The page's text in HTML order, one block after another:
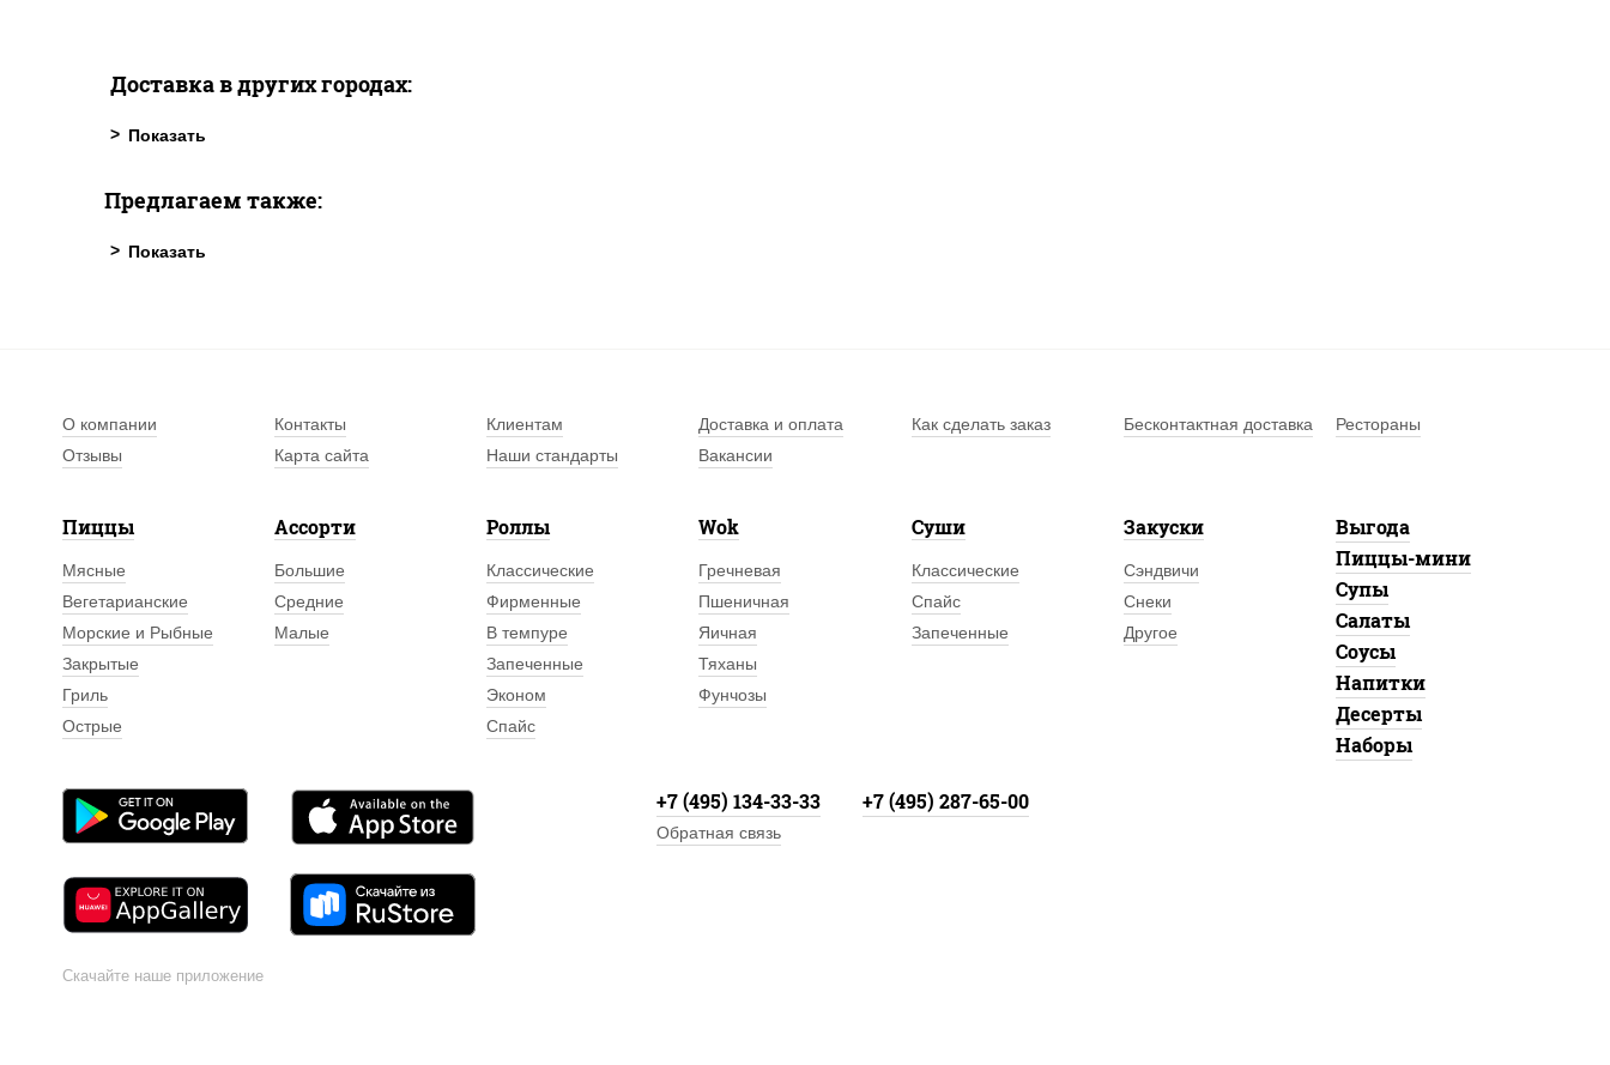
Доставка в других городах:
Предлагаем также:
О компании Контакты Клиентам Доставка и оплата Как сделать заказ Бесконтактная доставка
Рестораны
Отзывы
Карта сайта Наши стандарты Вакансии
Пиццы
Мясные
Вегетарианские
Морские и Рыбные
Закрытые
Гриль
Острые
Ассорти
Большие
Средние
Малые
Роллы
Классические
Фирменные
В темпуре
Запеченные
Эконом
Спайс
Wok
Гречневая
Пшеничная
Яичная
Тяханы
Фунчозы
Суши
Классические
Спайс
Запеченные
Закуски
Сэндвичи
Снеки
Другое
Выгода
Пиццы-мини
Супы
Салаты
Соусы
Напитки
Десерты
Наборы
Скачайте наше приложение
+7 (495) 134-33-33 +7 (495) 287-65-00
Обратная связь